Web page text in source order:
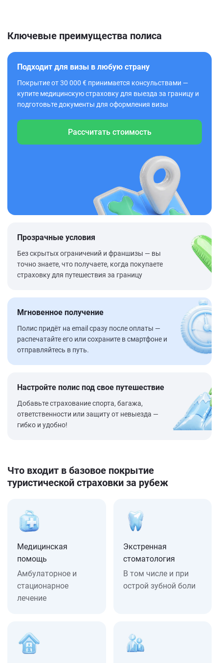
Ключевые преимущества полиса
Подходит для визы в любую страну
Покрытие от 30 000 € принимается консульствами —
купите медицинскую страховку для выезда за границу и
подготовьте документы для оформления визы
Рассчитать стоимость
Прозрачные условия
Без скрытых ограничений и франшизы — вы
точно знаете, что получаете, когда покупаете
страховку для путешествия за границу
Мгновенное получение
Полис придёт на email сразу после оплаты —
распечатайте его или сохраните в смартфоне и
отправляйтесь в путь.
Настройте полис под свое путешествие
Добавьте страхование спорта, багажа,
ответственности или защиту от невыезда —
гибко и удобно!
Что входит в базовое покрытие
туристической страховки за рубеж
Медицинская
помощь
Амбулаторное и
стационарное
лечение
Экстренная
стоматология
В том числе и при
острой зубной боли